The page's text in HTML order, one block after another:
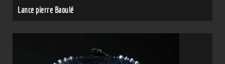
Lance pierre Baoulé